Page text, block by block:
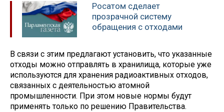
Росатом сделает
прозрачной систему
обращения с отходами
В связи с этим предлагают установить, что указанные
отходы можно отправлять в хранилища, которые уже
используются для хранения радиоактивных отходов,
связанных с деятельностью атомной
промышленности. При этом новые нормы будут
применять только по решению Правительства.